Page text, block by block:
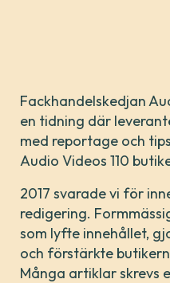
Fackhandelskedjan
en tidning där
med reportage och
Audio Videos 110
2017 svarade vi för
redigering.
som lyfte innehållet,
och förstärkte
Många artiklar skrevs